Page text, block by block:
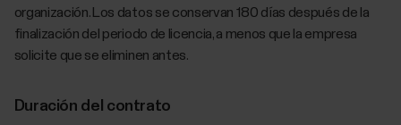
organización. Los datos se conservan 180 días después de la
finalización del periodo de licencia, a menos que la empresa
solicite que se eliminen antes.
Duración del contrato